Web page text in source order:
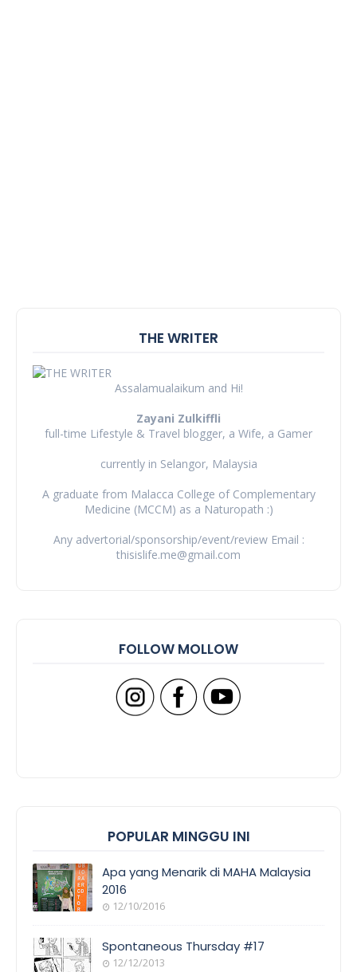
THE WRITER
Assalamualaikum and Hi!
Zayani Zulkiffli
full-time Lifestyle & Travel blogger, a Wife, a Gamer
currently in Selangor, Malaysia
A graduate from Malacca College of Complementary
Medicine (MCCM) as a Naturopath :)
Any advertorial/sponsorship/event/review Email :
thisislife.me@gmail.com
FOLLOW MOLLOW
POPULAR MINGGU INI
Apa yang Menarik di MAHA Malaysia
2016
12/10/2016
Spontaneous Thursday #17
12/12/2013